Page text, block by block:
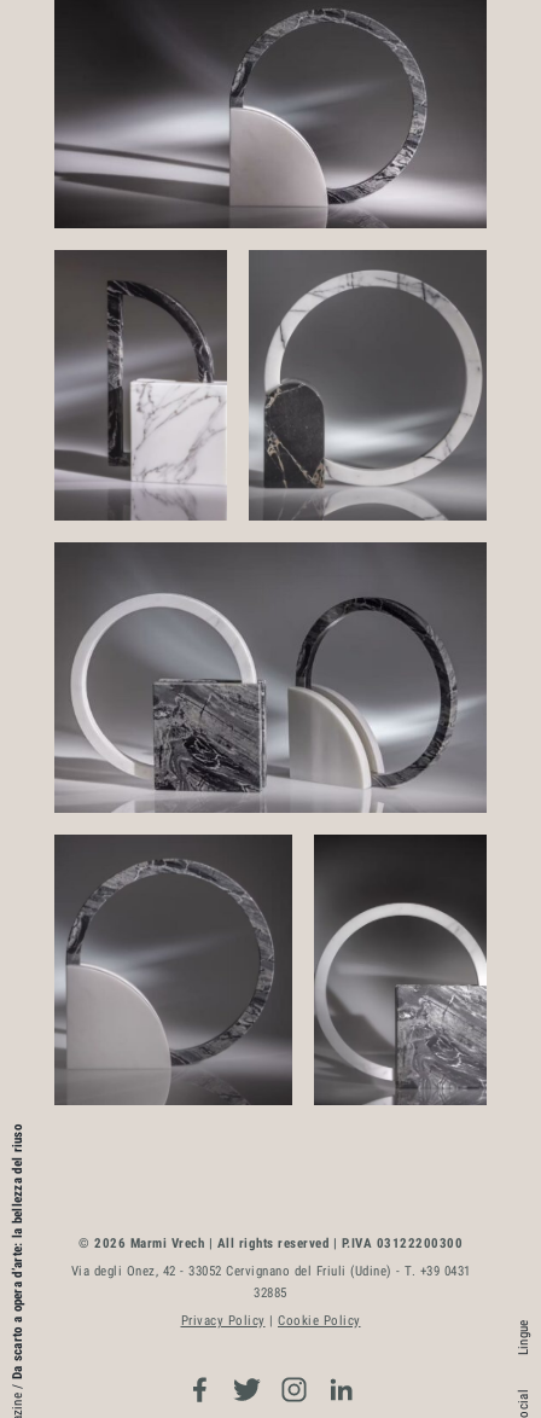
/
Da scarto a opera d’arte: la bellezza del riuso Lingue
© 2026 Marmi Vrech | All rights reserved | P.IVA 03122200300
Via degli Onez, 42 - 33052 Cervignano del Friuli (Udine) - T. +39 0431
32885
Privacy Policy | Cookie Policy